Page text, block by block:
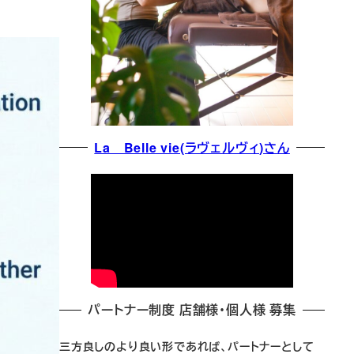
La Belle vie(ラヴェルヴィ)さん
パートナー制度 店舗様・個人様 募集
三方良しのより良い形であれば、パートナーとして